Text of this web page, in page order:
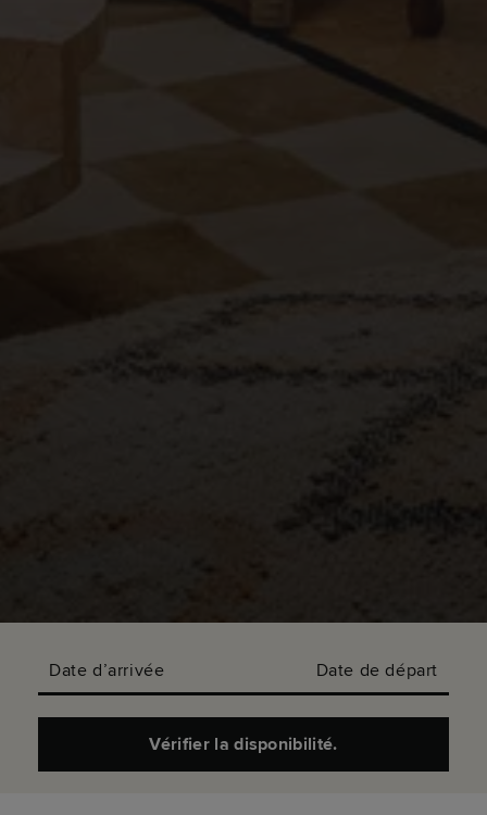
Date d’arrivée Date de départ
Vérifier la disponibilité.